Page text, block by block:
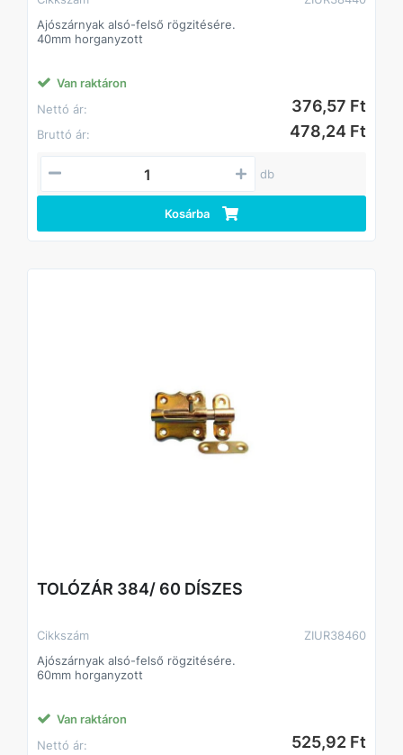
Ajószárnyak alsó-felső rögzitésére.
40mm horganyzott
Van raktáron
Nettó ár:
376,57 Ft
Bruttó ár: 478,24 Ft
db
Kosárba
TOLÓZÁR 384/ 60 DÍSZES
Cikkszám
ZIUR38460
Ajószárnyak alsó-felső rögzitésére.
60mm horganyzott
Van raktáron
Nettó ár:
525,92 Ft